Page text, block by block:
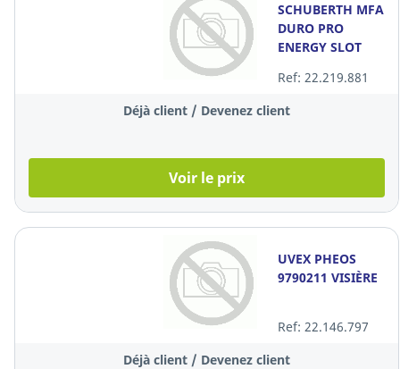
SCHUBERTH MFA
DURO PRO
ENERGY SLOT
Ref: 22.219.881
Déjà client / Devenez client
Voir le prix
UVEX PHEOS
9790211 VISIÈRE
Ref: 22.146.797
Déjà client / Devenez client